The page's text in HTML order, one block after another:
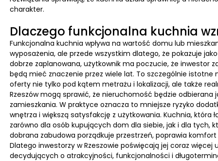
charakter.
Dlaczego funkcjonalna kuchnia
Funkcjonalna kuchnia wpływa na wartość domu lub
wyposażenia, ale przede wszystkim dlatego, że pokazuje
dobrze zaplanowana, użytkownik ma poczucie, że inwestor
będą mieć znaczenie przez wiele lat. To szczególnie
oferty nie tylko pod kątem metrażu i lokalizacji, ale także
Rzeszów mogą sprawić, że nieruchomość będzie
zamieszkania. W praktyce oznacza to mniejsze ryzyko
wnętrza i większą satysfakcję z użytkowania. Kuchnia, która
zarówno dla osób kupujących dom dla siebie, jak i dla tych,
dobrana zabudowa porządkuje przestrzeń, poprawia
Dlatego inwestorzy w Rzeszowie poświęcają jej coraz
decydujących o atrakcyjności, funkcjonalności i